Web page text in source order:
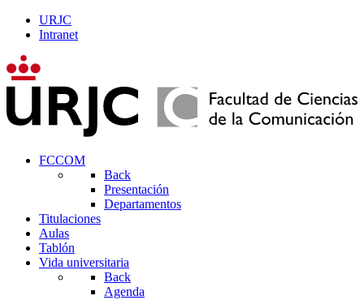
URJC
Intranet
FCCOM
Back
Presentación
Departamentos
Titulaciones
Aulas
Tablón
Vida universitaria
Back
Agenda